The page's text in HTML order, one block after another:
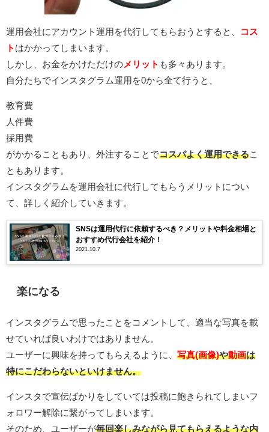
運用会社にアカウント運用を代行してもらおうとすると、
コス
ト はかかってしまいます。
しかし、お金をかけただけの メリット も多々あります。
自分たちでインスタグラム運用を0から全て行うと、
教育費
人件費
採用費
がかかることもあり、外注することでコスパよく運用できる こ
ともあります。
インスタグラムを運用会社に代行してもらうメリットについ
て、詳しく紹介していきます。
SNSは運用代行に依頼するべき？メリットや料金相場と
おすすめ代行会社を紹介！
2021.10.7
楽になる
インスタグラムで思ったことをコメントして、適当な写真を載
せていれば良いわけではありません。
ユーザーに興味を持ってもらえるように、 写真(画像)や動画は
特にこだわらないといけません。
インスタで宣伝ばかりをしていては投稿に飽きられてしまいフ
ォロワー解除に繋がってしまいます。
そのため、ユーザーが毎回楽しみながら見てもらえるような内